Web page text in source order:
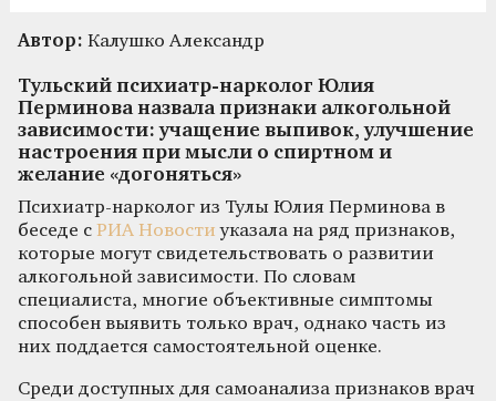
Автор: Калушко Александр
Тульский психиатр-нарколог Юлия
Перминова назвала признаки алкогольной
зависимости: учащение выпивок, улучшение
настроения при мысли о спиртном и
желание «догоняться»
Психиатр-нарколог из Тулы Юлия Перминова в
беседе с РИА Новости указала на ряд признаков,
которые могут свидетельствовать о развитии
алкогольной зависимости. По словам
специалиста, многие объективные симптомы
способен выявить только врач, однако часть из
них поддается самостоятельной оценке.
Среди доступных для самоанализа признаков врач